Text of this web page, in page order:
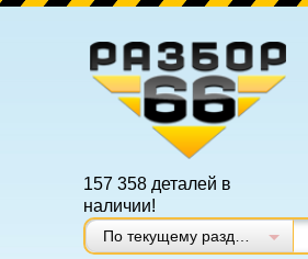
157 358 деталей в
наличии!